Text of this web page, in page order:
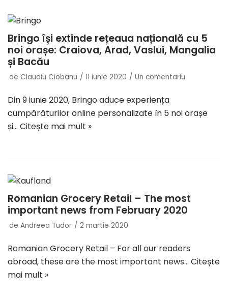
Bringo își extinde rețeaua națională cu 5
noi orașe: Craiova, Arad, Vaslui, Mangalia
și Bacău
de Claudiu Ciobanu 11 iunie 2020 Un comentariu
Din 9 iunie 2020, Bringo aduce experiența
cumpărăturilor online personalizate în 5 noi orașe
și… Citește mai mult »
Romanian Grocery Retail – The most
important news from February 2020
de Andreea Tudor 2 martie 2020
Romanian Grocery Retail – For all our readers
abroad, these are the most important news… Citește
mai mult »